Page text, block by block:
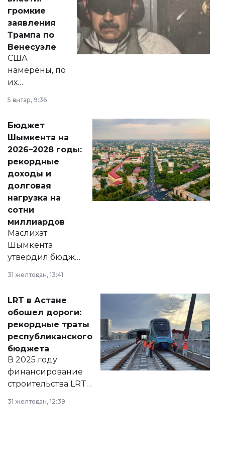
реформах до
вопросов армии,
экономики и
личного здоровья.
громкие
заявления
Трампа по
Венесуэле
США
намерены, по
их
принести
народу
Венесуэлы.
5 қаңтар, 9:36
Бюджет
Шымкента на
2026–2028 годы:
рекордные
доходы и
долговая
нагрузка на
сотни
миллиардов
Маслихат
Шымкента
утвердил бюджет
2028 годы.
документ
появился в базе
нормативных
правовых актов и
на сайте маслихат
города.
31 желтоқсан, 13:41
LRT в Астане
обошел дороги:
рекордные траты
республиканского
бюджета
В 2025 году
финансирование
строительства LRT
республиканского
31 желтоқсан, 12:39